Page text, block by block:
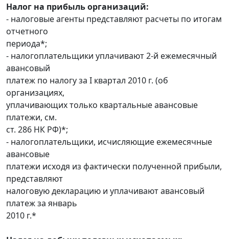
Налог на прибыль организаций:
- налоговые агенты представляют расчеты по итогам
отчетного
периода*;
- налогоплательщики уплачивают 2-й ежемесячный
авансовый
платеж по налогу за I квартал 2010 г. (об
организациях,
уплачивающих только квартальные авансовые
платежи, см.
ст. 286 НК РФ)*;
- налогоплательщики, исчисляющие ежемесячные
авансовые
платежи исходя из фактически полученной прибыли,
представляют
налоговую декларацию и уплачивают авансовый
платеж за январь
2010 г.*